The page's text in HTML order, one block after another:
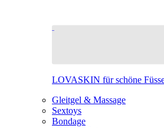
LOVASKIN für schöne
Gleitgel & Massage
Sextoys
Bondage